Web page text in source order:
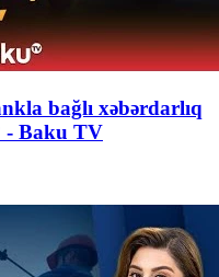
bağlı xəbərdarlıq
- Baku TV